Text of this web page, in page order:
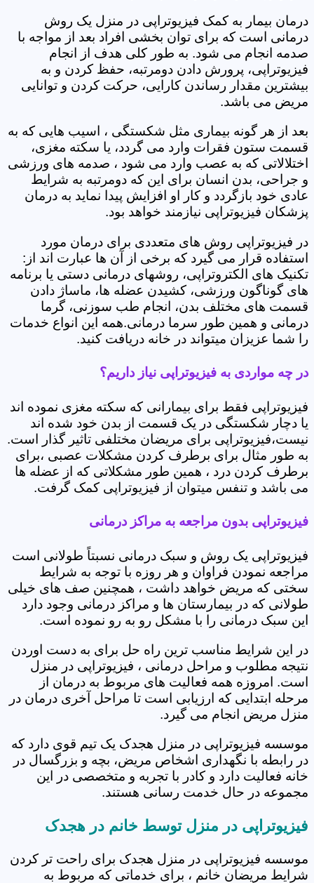
درمان بیمار به کمک فیزیوتراپی در منزل یک روش
درمانی است که برای توان بخشی افراد بعد از مواجه با
صدمه انجام می شود. به طور کلی هدف از انجام
فیزیوتراپی، پرورش دادن دومرتبه، حفظ کردن و به
بیشترین مقدار رساندن کارایی، حرکت کردن و توانایی
مریض می باشد.
بعد از هر گونه بیماری مثل شکستگی ، اسیب هایی که به
قسمت ستون فقرات وارد می گردد، یا سکته مغزی،
اختلالاتی که به عصب وارد می شود ، صدمه های ورزشی
و جراحی، بدن انسان برای این که دومرتبه به شرایط
عادی خود بازگردد و کار او افزایش پیدا نماید به درمان
پزشکان فیزیوتراپی نیازمند خواهد بود.
در فیزیوتراپی روش های متعددی برای درمان مورد
استفاده قرار می گیرد که برخی از آن ها عبارت اند از:
تکنیک های الکتروتراپی، روشهای درمانی دستی یا برنامه
های گوناگون ورزشی، کشیدن عضله ها، ماساژ دادن
قسمت های مختلف بدن، انجام طب سوزنی، گرما
درمانی و همین طور سرما درمانی.همه این انواع خدمات
را شما عزیزان میتواند در خانه دریافت کنید.
در چه مواردی به فیزیوتراپی نیاز داریم؟
فیزیوتراپی فقط برای بیمارانی که سکته مغزی نموده اند
یا دچار شکستگی در یک قسمت از بدن خود شده اند
نیست،فیزیوتراپی برای مریضان مختلفی تاثیر گذار است.
به طور مثال برای برطرف کردن مشکلات عصبی ،برای
برطرف کردن درد ، همین طور مشکلاتی که از عضله ها
می باشد و تنفس میتوان از فیزیوتراپی کمک گرفت.
فیزیوتراپی بدون مراجعه به مراکز درمانی
فیزیوتراپی یک روش و سبک درمانی نسبتاً طولانی است
مراجعه نمودن فراوان و هر روزه با توجه به شرایط
سختی که مریض خواهد داشت ، همچنین صف های خیلی
طولانی که در بیمارستان ها و مراکز درمانی وجود دارد
این سبک درمانی را با مشکل رو به رو نموده است.
در این شرایط مناسب ترین راه حل برای به دست اوردن
نتیجه مطلوب و مراحل درمانی ، فیزیوتراپی در منزل
است. امروزه همه فعالیت های مربوط به درمان از
مرحله ابتدایی که ارزیابی است تا مراحل آخری درمان در
منزل مریض انجام می گیرد.
موسسه فیزیوتراپی در منزل هجدک یک تیم قوی دارد که
در رابطه با نگهداری اشخاص مریض، بچه و بزرگسال در
خانه فعالیت دارد و کادر با تجربه و متخصصی در این
مجموعه در حال خدمت رسانی هستند.
فیزیوتراپی در منزل توسط خانم در هجدک
موسسه فیزیوتراپی در منزل هجدک برای راحت تر کردن
شرایط مریضان خانم ، برای خدماتی که مربوط به